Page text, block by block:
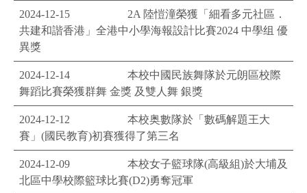
2024-12-15
2A 陸愷潼榮獲「細看多元社區．
共建和諧香港」全港中小學海報設計比賽2024 中學组 優
異獎
2024-12-14
本校中國民族舞隊於元朗區校際
舞蹈比賽榮獲群舞 金獎 及雙人舞 銀獎
2024-12-12
本校奥數隊於「數碼解題王大
賽」(國民教育)初賽獲得了第三名
2024-12-09
本校女子籃球隊(高級組)於大埔及
北區中學校際籃球比賽(D2)勇奪冠軍